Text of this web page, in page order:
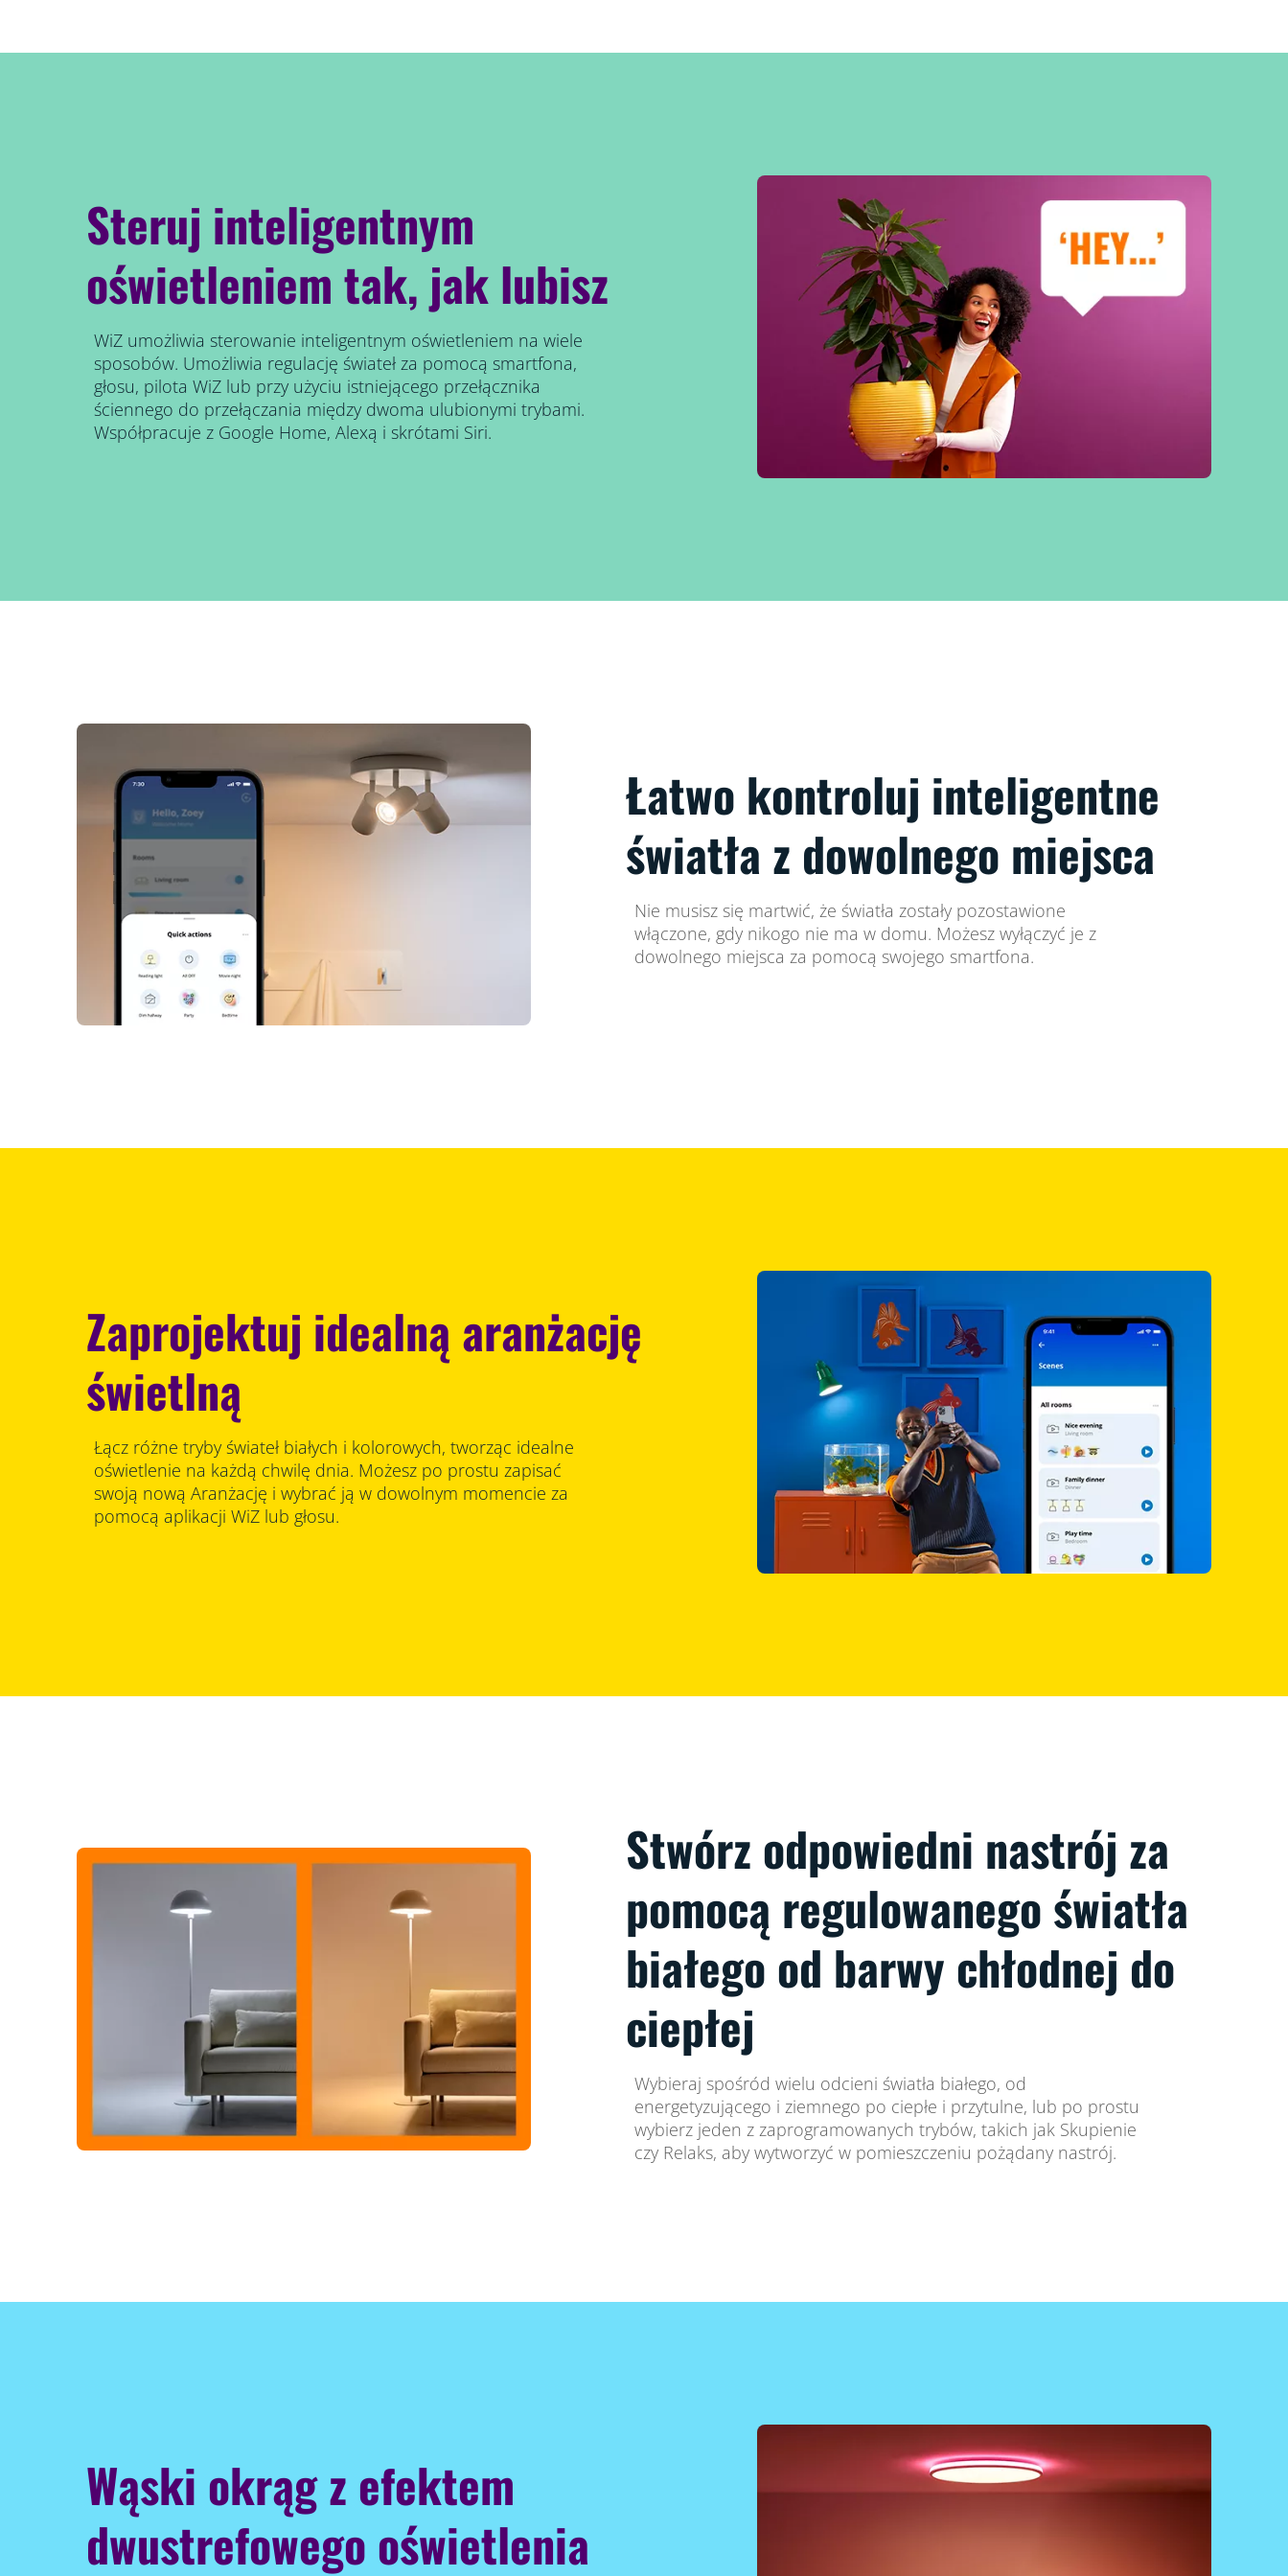
Steruj inteligentnym
oświetleniem tak, jak lubisz
WiZ umożliwia sterowanie inteligentnym oświetleniem na wiele
sposobów. Umożliwia regulację świateł za pomocą smartfona,
głosu, pilota WiZ lub przy użyciu istniejącego przełącznika
ściennego do przełączania między dwoma ulubionymi trybami.
Współpracuje z Google Home, Alexą i skrótami Siri.
Łatwo kontroluj inteligentne
światła z dowolnego miejsca
Nie musisz się martwić, że światła zostały pozostawione
włączone, gdy nikogo nie ma w domu. Możesz wyłączyć je z
dowolnego miejsca za pomocą swojego smartfona.
Zaprojektuj idealną aranżację
świetlną
Łącz różne tryby świateł białych i kolorowych, tworząc idealne
oświetlenie na każdą chwilę dnia. Możesz po prostu zapisać
swoją nową Aranżację i wybrać ją w dowolnym momencie za
pomocą aplikacji WiZ lub głosu.
Stwórz odpowiedni nastrój za
pomocą regulowanego światła
białego od barwy chłodnej do
ciepłej
Wybieraj spośród wielu odcieni światła białego, od
energetyzującego i ziemnego po ciepłe i przytulne, lub po prostu
wybierz jeden z zaprogramowanych trybów, takich jak Skupienie
czy Relaks, aby wytworzyć w pomieszczeniu pożądany nastrój.
Wąski okrąg z efektem
dwustrefowego oświetlenia